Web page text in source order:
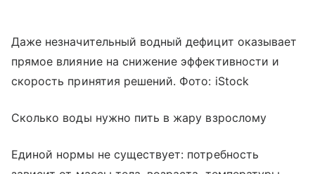
Даже незначительный водный дефицит оказывает
прямое влияние на снижение эффективности и
скорость принятия решений. Фото: iStock
Сколько воды нужно пить в жару взрослому
Единой нормы не существует: потребность